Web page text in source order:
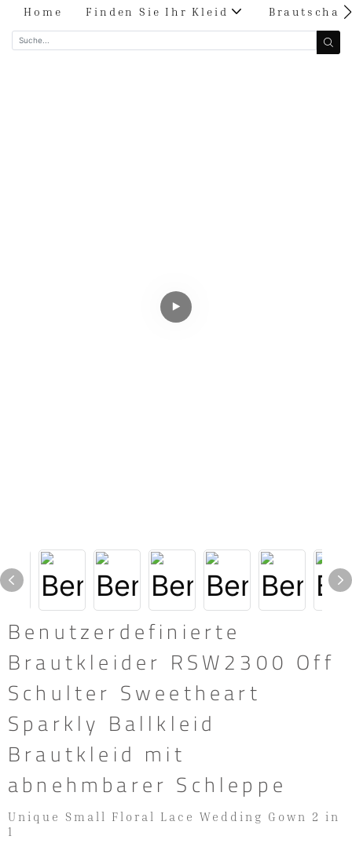
Home Finden Sie Ihr Kleid Brautschau
Benutzerdefinierte
Brautkleider RSW2300 Off
Schulter Sweetheart
Sparkly Ballkleid
Brautkleid mit
abnehmbarer Schleppe
Unique Small Floral Lace Wedding Gown 2 in
1